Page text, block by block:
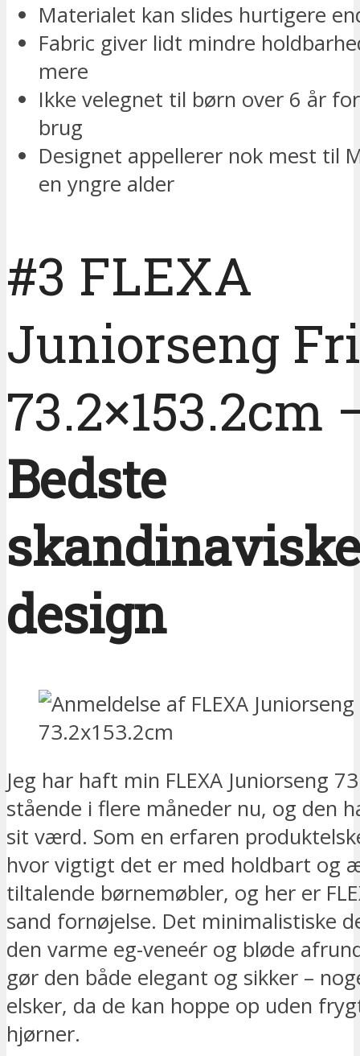
Materialet kan slides hurtigere
Fabric giver lidt mindre
mere
Ikke velegnet til børn over 6 år
brug
Designet appellerer nok mest til
en yngre alder
#3 FLEXA
Juniorseng
73.2×153.2cm
Bedste
skandinaviske
design
Jeg har haft min FLEXA Juniorseng
stående i flere måneder nu, og den
sit værd. Som en erfaren
hvor vigtigt det er med holdbart og
tiltalende børnemøbler, og her er
sand fornøjelse. Det minimalistiske
den varme eg-veneér og bløde
gør den både elegant og sikker –
elsker, da de kan hoppe op uden
hjørner.